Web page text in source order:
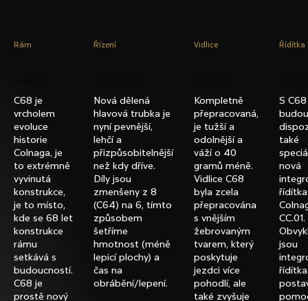
Rám
C68 je
vrcholem
evoluce
historie
Colnaga, je
to extrémně
vyvinutá
konstrukce,
je to místo,
kde se 68 let
konstrukce
rámu
setkává s
budoucností.
C68 je
prostě nový
Řízení
Nová dělená
hlavová trubka je
nyní pevnější,
lehčí a
přizpůsobitelnější
než kdy dříve.
Díly jsou
zmenšeny z 8
(C64) na 6, tímto
způsobem
šetříme
hmotnost (méně
lepicí plochy) a
čas na
obrábění/lepení.
Vidlice
Kompletně
přepracovaná,
je tužší a
odolnější a
váží o 40
gramů méně.
Vidlice C68
byla zcela
přepracována
s vnějším
žebrovaným
tvarem, který
poskytuje
jezdci více
pohodlí, ale
také zvyšuje
Řídítka
S C68
také
nová
řídítka
CC.01.
jsou
řídítka
e
a
j
í
t
?
HLEDAT